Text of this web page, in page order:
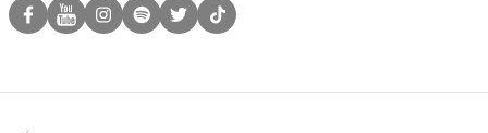
10º verena kast